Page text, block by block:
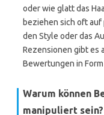
oder wie glatt das
beziehen sich oft
den Style oder das
Rezensionen gibt es
Bewertungen in
Warum können
manipuliert sein?